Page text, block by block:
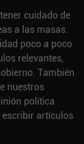
cuidado de
a las masas.
poco a poco
relevantes,
También
nuestros
política
escribir artículos